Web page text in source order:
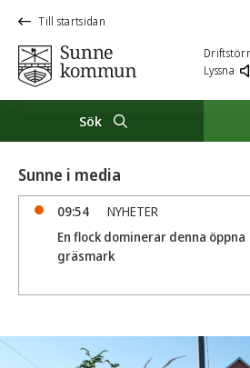
Till startsidan
Lyssna
Sök
Sunne i media
09:54
NYHETER
En flock dominerar denna öppna
gräsmark